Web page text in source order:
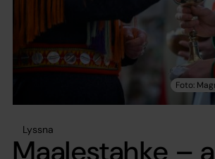
Lyssna
Maalestahke –